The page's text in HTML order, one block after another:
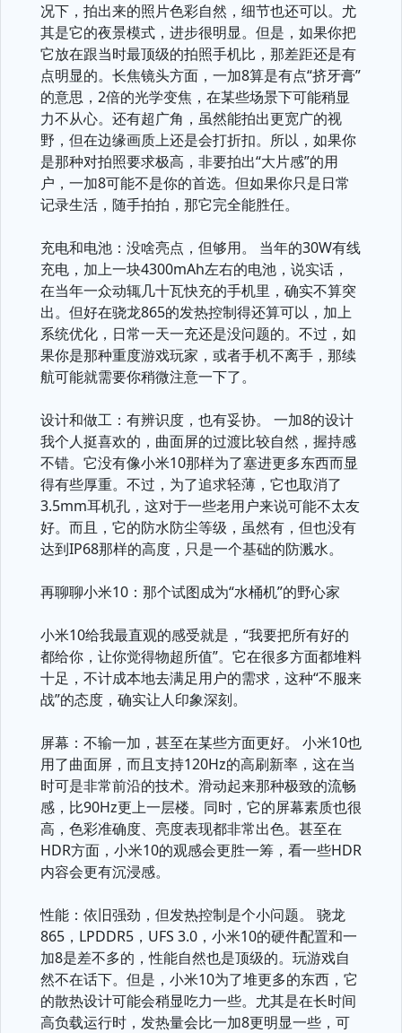
况下，拍出来的照片色彩自然，细节也还可以。尤
其是它的夜景模式，进步很明显。但是，如果你把
它放在跟当时最顶级的拍照手机比，那差距还是有
点明显的。长焦镜头方面，一加8算是有点“挤牙膏”
的意思，2倍的光学变焦，在某些场景下可能稍显
力不从心。还有超广角，虽然能拍出更宽广的视
野，但在边缘画质上还是会打折扣。所以，如果你
是那种对拍照要求极高，非要拍出“大片感”的用
户，一加8可能不是你的首选。但如果你只是日常
记录生活，随手拍拍，那它完全能胜任。
充电和电池：没啥亮点，但够用。 当年的30W有线
充电，加上一块4300mAh左右的电池，说实话，
在当年一众动辄几十瓦快充的手机里，确实不算突
出。但好在骁龙865的发热控制得还算可以，加上
系统优化，日常一天一充还是没问题的。不过，如
果你是那种重度游戏玩家，或者手机不离手，那续
航可能就需要你稍微注意一下了。
设计和做工：有辨识度，也有妥协。 一加8的设计
我个人挺喜欢的，曲面屏的过渡比较自然，握持感
不错。它没有像小米10那样为了塞进更多东西而显
得有些厚重。不过，为了追求轻薄，它也取消了
3.5mm耳机孔，这对于一些老用户来说可能不太友
好。而且，它的防水防尘等级，虽然有，但也没有
达到IP68那样的高度，只是一个基础的防溅水。
再聊聊小米10：那个试图成为“水桶机”的野心家
小米10给我最直观的感受就是，“我要把所有好的
都给你，让你觉得物超所值”。它在很多方面都堆料
十足，不计成本地去满足用户的需求，这种“不服来
战”的态度，确实让人印象深刻。
屏幕：不输一加，甚至在某些方面更好。 小米10也
用了曲面屏，而且支持120Hz的高刷新率，这在当
时可是非常前沿的技术。滑动起来那种极致的流畅
感，比90Hz更上一层楼。同时，它的屏幕素质也很
高，色彩准确度、亮度表现都非常出色。甚至在
HDR方面，小米10的观感会更胜一筹，看一些HDR
内容会更有沉浸感。
性能：依旧强劲，但发热控制是个小问题。 骁龙
865，LPDDR5，UFS 3.0，小米10的硬件配置和一
加8是差不多的，性能自然也是顶级的。玩游戏自
然不在话下。但是，小米10为了堆更多的东西，它
的散热设计可能会稍显吃力一些。尤其是在长时间
高负载运行时，发热量会比一加8更明显一些，可